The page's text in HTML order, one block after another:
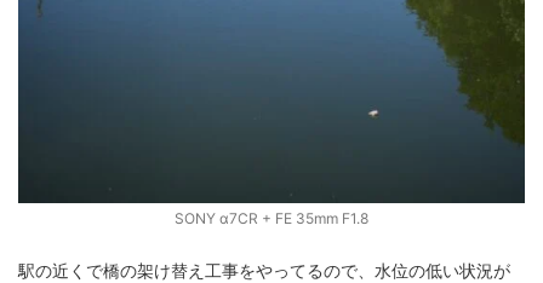
SONY α7CR + FE 35mm F1.8
駅の近くで橋の架け替え工事をやってるので、水位の低い状況が